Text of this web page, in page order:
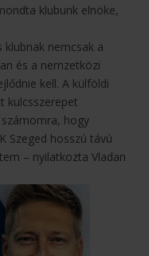
klubunk elnöke,
klubnak nemcsak a
és a nemzetközi
kell. A külföldi
kulcsszerepet
hogy
Szeged hosszú távú
– nyilatkozta Vladan